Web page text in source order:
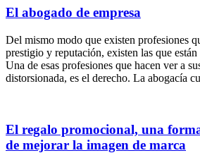
El abogado de empresa
Del mismo modo que existen profesiones
prestigio y reputación, existen las que
Una de esas profesiones que hacen ver a
distorsionada, es el derecho. La abogacía
El regalo promocional, una
de mejorar la imagen de marca